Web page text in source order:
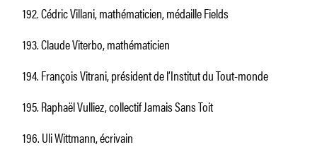
192. Cédric Villani, mathématicien, médaille Fields
193. Claude Viterbo, mathématicien
194. François Vitrani, président de l’Institut du Tout-monde
195. Raphaël Vulliez, collectif Jamais Sans Toit
196. Uli Wittmann, écrivain